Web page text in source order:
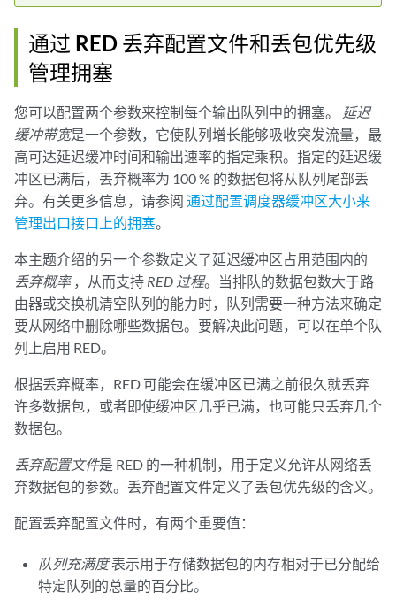
通过 RED 丢弃配置文件和丢包优先级
管理拥塞
您可以配置两个参数来控制每个输出队列中的拥塞。
延迟
缓冲带宽是一个参数，它使队列增长能够吸收突发流量，最
高可达延迟缓冲时间和输出速率的指定乘积。指定的延迟缓
冲区已满后，丢弃概率为 100 % 的数据包将从队列尾部丢
弃。有关更多信息，请参阅 通过配置调度器缓冲区大小来
管理出口接口上的拥塞。
本主题介绍的另一个参数定义了延迟缓冲区占用范围内的
丢弃概率，从而支持 RED 过程。当排队的数据包数大于路
由器或交换机清空队列的能力时，队列需要一种方法来确定
要从网络中删除哪些数据包。要解决此问题，可以在单个队
列上启用 RED。
根据丢弃概率，RED 可能会在缓冲区已满之前很久就丢弃
许多数据包，或者即使缓冲区几乎已满，也可能只丢弃几个
数据包。
丢弃配置文件是 RED 的一种机制，用于定义允许从网络丢
弃数据包的参数。丢弃配置文件定义了丢包优先级的含义。
配置丢弃配置文件时，有两个重要值：
队列充满度表示用于存储数据包的内存相对于已分配给
特定队列的总量的百分比。